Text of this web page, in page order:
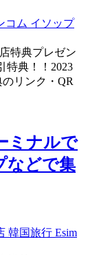
コム イソップ
特典プレゼン
特典！！2023
リンク・QR
ミナルで
などで集
韓国旅行 Esim